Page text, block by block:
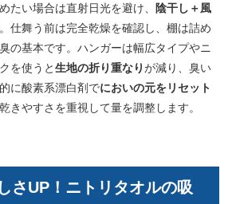
たい場合は直射日光を避け、 陰干し＋風
仕舞う前は完全乾燥を確認し、棚は詰め
の基本です。ハンガーは幅広タイプやニ
を使うと生地の折り重なりが減り、臭い
に酸素系漂白剤でにおいの元をリセット
きやすさを重視して量を調整します。
さUP！ニトリタオルの吸